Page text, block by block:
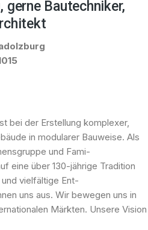
gerne Bautechniker,
bei der Erstellung kom­plexer,
in modularer Bauweise. Als
und Fa­mi­
eine über 130-jährige Tradition
vielfältige Ent­
uns aus. Wir be­we­gen uns in
Märkten. Unsere Vision